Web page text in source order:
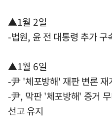
▲1월 2일
-법원, 윤 전 대통령 추가 구
▲1월 6일
-尹 '체포방해' 재판 변론 재
-尹, 막판 '체포방해' 증거
선고 유지